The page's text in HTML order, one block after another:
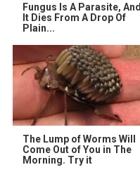
Fungus Is A Parasite, And
It Dies From A Drop Of
Plain...
The Lump of Worms Will
Come Out of You in The
Morning. Try it